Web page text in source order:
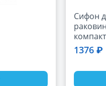
Сифон
1.1/
1376 ₽